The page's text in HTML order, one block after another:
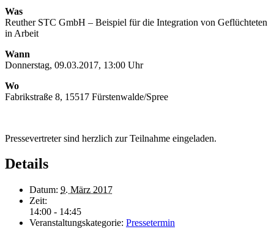
Was
Reuther STC GmbH – Beispiel für die Integration von Geflüchteten
in Arbeit
Wann
Donnerstag, 09.03.2017, 13:00 Uhr
Wo
Fabrikstraße 8, 15517 Fürstenwalde/Spree
Pressevertreter sind herzlich zur Teilnahme eingeladen.
Details
Datum: 9. März 2017
Zeit:
14:00 - 14:45
Veranstaltungskategorie: Pressetermin